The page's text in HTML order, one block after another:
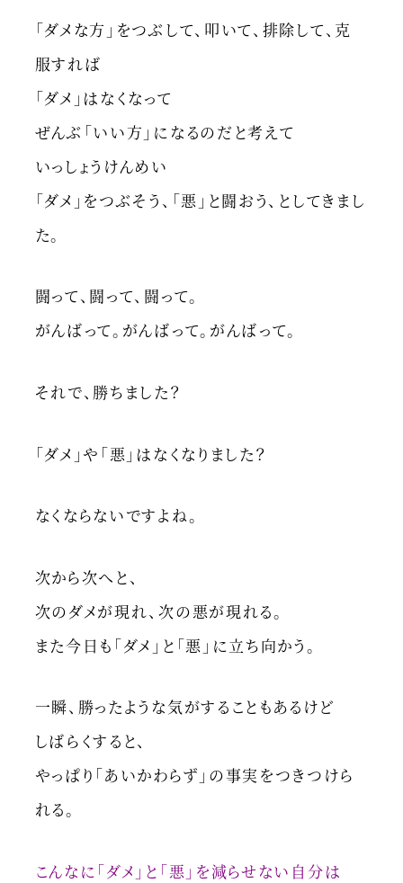
「ダメな方」をつぶして、叩いて、排除して、克
服すれば
「ダメ」はなくなって
ぜんぶ「いい方」になるのだと考えて
いっしょうけんめい
「ダメ」をつぶそう、「悪」と闘おう、としてきまし
た。
闘って、闘って、闘って。
がんばって。がんばって。がんばって。
それで、勝ちました？
「ダメ」や「悪」はなくなりました？
なくならないですよね。
次から次へと、
次のダメが現れ、次の悪が現れる。
また今日も「ダメ」と「悪」に立ち向かう。
一瞬、勝ったような気がすることもあるけど
しばらくすると、
やっぱり「あいかわらず」の事実をつきつけら
れる。
こんなに「ダメ」と「悪」を減らせない自分は